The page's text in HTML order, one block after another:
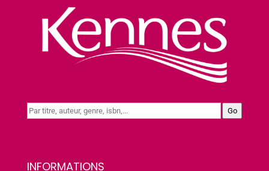
Go
INFORMATIONS